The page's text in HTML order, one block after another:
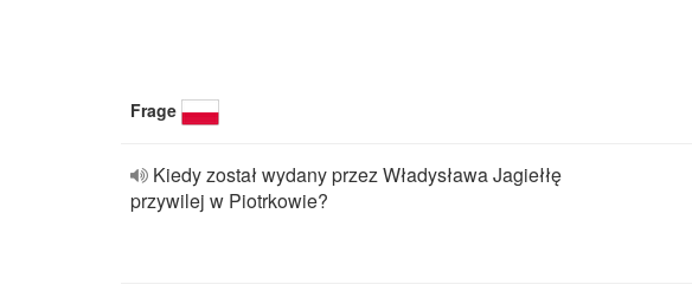
Frage
Kiedy został wydany przez Władysława Jagiełłę
przywilej w Piotrkowie?